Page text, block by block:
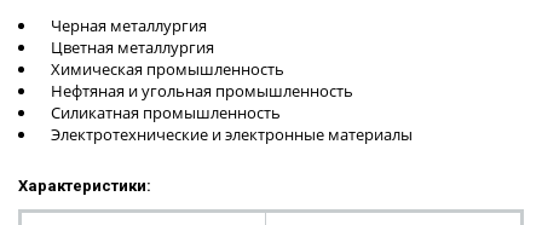
Черная металлургия
Цветная металлургия
Химическая промышленность
Нефтяная и угольная промышленность
Силикатная промышленность
Электротехнические и электронные материалы
Характеристики: